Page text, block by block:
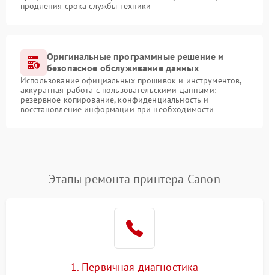
продления срока службы техники
Оригинальные программные решение и
безопасное обслуживание данных
Использование официальных прошивок и инструментов,
аккуратная работа с пользовательскими данными:
резервное копирование, конфиденциальность и
восстановление информации при необходимости
Этапы ремонта принтера Canon
1. Первичная диагностика